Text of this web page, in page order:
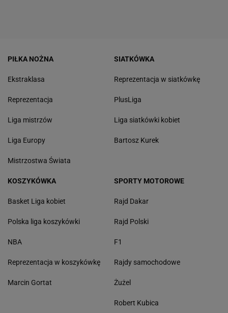
PIŁKA NOŻNA
Ekstraklasa
Reprezentacja
Liga mistrzów
Liga Europy
Mistrzostwa Świata
SIATKÓWKA
Reprezentacja w siatkówkę
PlusLiga
Liga siatkówki kobiet
Bartosz Kurek
KOSZYKÓWKA
Basket Liga kobiet
Polska liga koszykówki
NBA
Reprezentacja w koszykówkę
Marcin Gortat
SPORTY MOTOROWE
Rajd Dakar
Rajd Polski
F1
Rajdy samochodowe
Żużel
Robert Kubica